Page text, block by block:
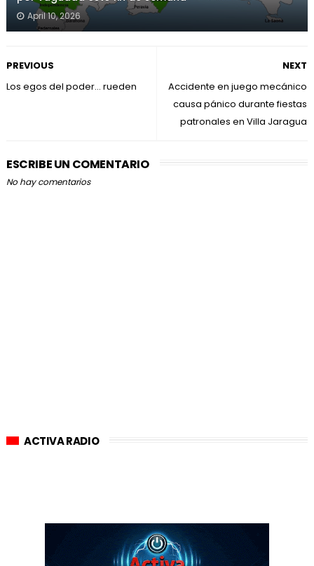
April 10, 2026
NEXT
Accidente en juego mecánico
causa pánico durante fiestas
patronales en Villa Jaragua
PREVIOUS
Los egos del poder… rueden
ESCRIBE UN COMENTARIO
No hay comentarios
ACTIVA RADIO